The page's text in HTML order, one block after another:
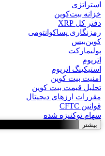
استراتژی
خزانه بیت‌کوین
دفتر کل XRP
رمزنگاری پساکوانتومی
کوین‌بیس
پولیمارکت
اتریوم
استیکینگ اتریوم
امنیت بیت کوین
تحلیل قیمت بیت کوین
مقررات ارزهای دیجیتال
قوانین CFTC
سهام توکنیزه شده
بیشتر